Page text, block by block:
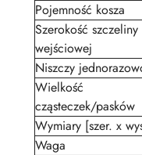
Pojemność kosza
Szerokość szczeliny
wejściowej
Niszczy
Wielkość
cząsteczek/pasków
Wymiary [szer. x
Waga